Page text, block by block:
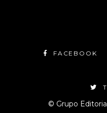
FACEBOOK
© Grupo